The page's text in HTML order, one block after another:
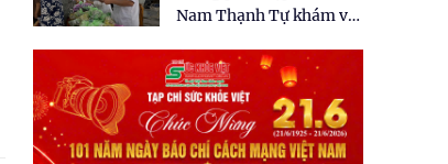
Nam Thạnh Tự khám và
nhân dân